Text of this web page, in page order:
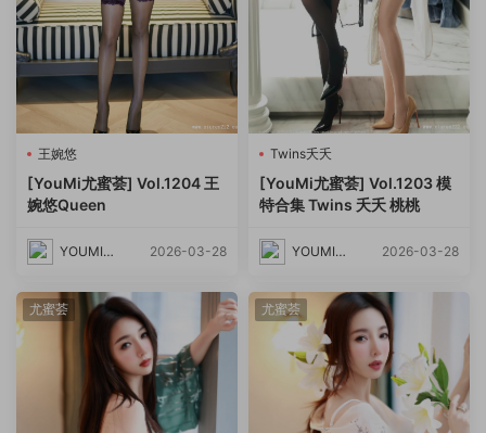
王婉悠
[YouMi尤蜜荟] Vol.1204 王
婉悠Queen
YOUMI尤
2026-03-28
Twins夭夭
[YouMi尤蜜荟] Vol.1203 模
特合集 Twins 夭夭 桃桃
YOUMI尤
2026-03-28
尤蜜荟 尤蜜荟